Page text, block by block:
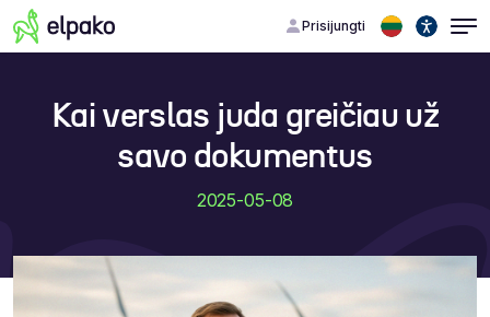
Prisijungti
Kai verslas juda greičiau už
savo dokumentus
2025-05-08